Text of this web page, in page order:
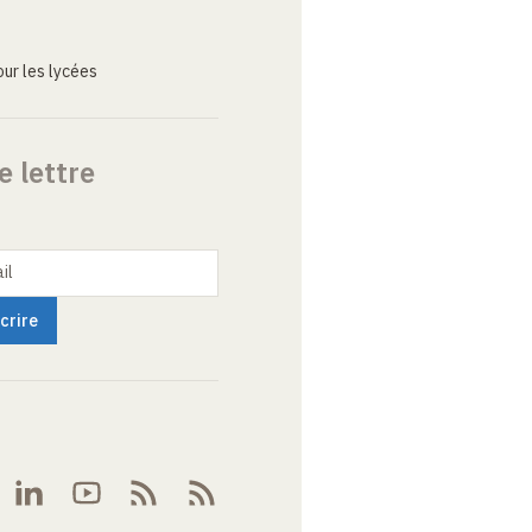
les lycées
lettre